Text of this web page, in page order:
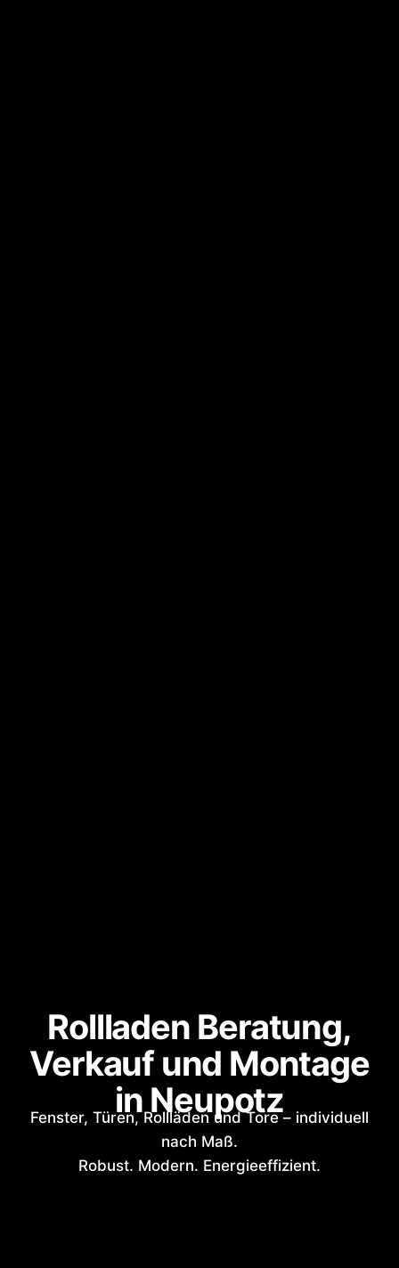
Rollladen Beratung,
Verkauf und Montage
in Neupotz
Fenster, Türen, Rollläden und Tore – individuell
nach Maß.
Robust. Modern. Energieeffizient.